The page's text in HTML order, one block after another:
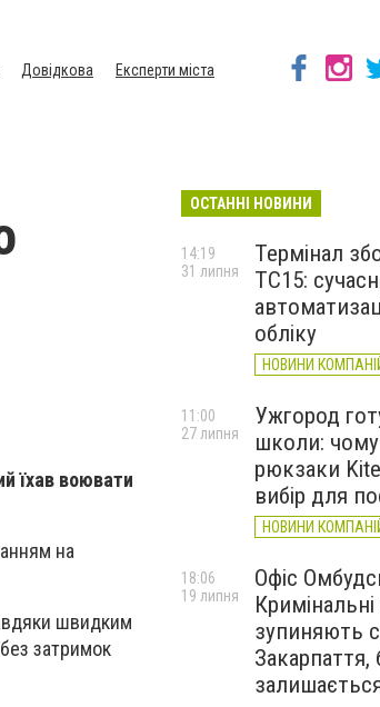
Довідкова
Експерти міста
їхав воювати
на
швидким
без затримок
ОСТАННІ НОВИНИ
Термінал
TC15:
обліку
НОВИНИ
14:19
31 липня
Ужгород
школи: чому
рюкзаки
вибір для
НОВИНИ
11:00
27 липня
Офіс
зупиняють
Закарпаття,
18:06
19 липня